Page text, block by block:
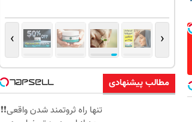
‹
›
مطالب پیشنهادی
تنها راه ثروتمند شدن واقعی❗❗